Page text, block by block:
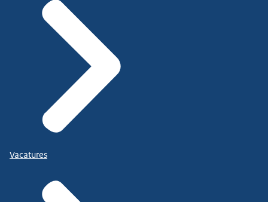
Vacatures